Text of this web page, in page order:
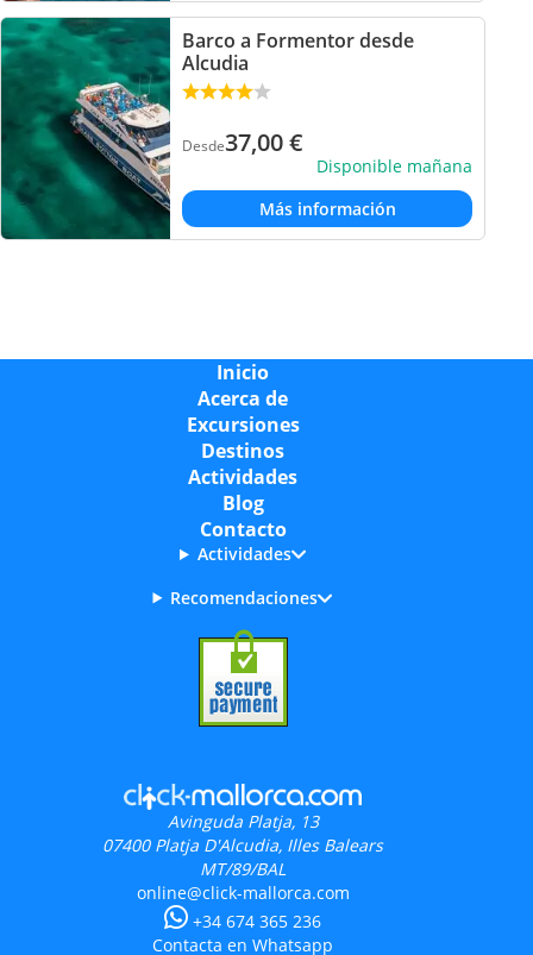
Barco a Formentor desde
Alcudia
Desde37,00€
Disponible mañana
Más información
Inicio
Acerca de
Excursiones
Destinos
Actividades
Blog
Contacto
Actividades
Recomendaciones
Avinguda Platja, 13
07400 Platja D'Alcudia, Illes Balears
MT/89/BAL
online@click-mallorca.com
+34 674 365 236
Contacta en Whatsapp